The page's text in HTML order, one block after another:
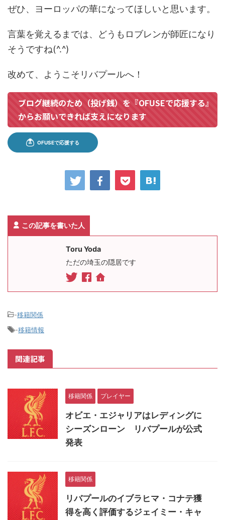
ぜひ、ヨーロッパの華になってほしいと思います。
言葉を覚えるまでは、どうもロブレンが師匠になり
そうですね(^.^)
改めて、ようこそリバプールへ！
ブログ継続のため（投げ銭）を『OFUSEで応援する』
からお願いできれば支えになります
この記事を書いた人
Toru Yoda
ただの埼玉の隠居です
-移籍関係
-移籍情報
関連記事
移籍関係 プレイヤー
オビエ・エジャリアはレディングに
シーズンローン リバプールが公式
発表
移籍関係
リバプールのイブラヒマ・コナテ獲
得を高く評価するジェイミー・キャ